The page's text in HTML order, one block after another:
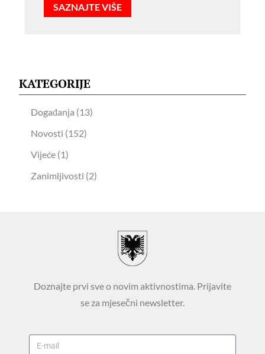
SAZNAJTE VIŠE
KATEGORIJE
Događanja (13)
Novosti (152)
Vijeće (1)
Zanimljivosti (2)
Doznajte prvi sve o novim aktivnostima. Prijavite
se za mjesečni newsletter.